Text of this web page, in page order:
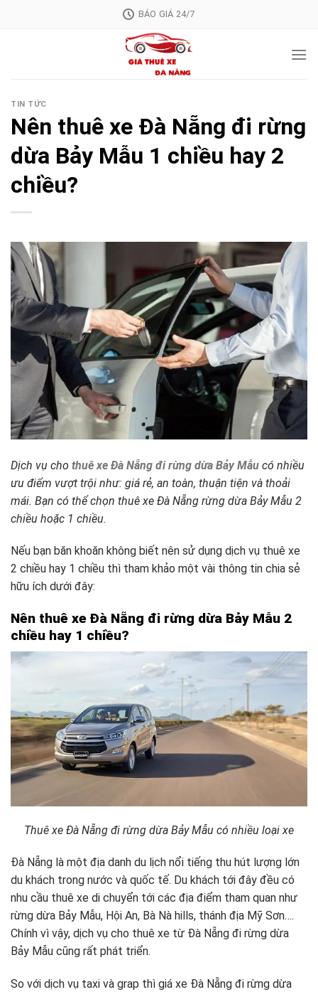
BÁO GIÁ 24/7
TIN TỨC
Nên thuê xe Đà Nẵng đi rừng
dừa Bảy Mẫu 1 chiều hay 2
chiều?
Dịch vụ cho thuê xe Đà Nẵng đi rừng dừa Bảy Mẫu có nhiều
ưu điểm vượt trội như: giá rẻ, an toàn, thuận tiện và thoải
mái. Bạn có thể chọn thuê xe Đà Nẵng rừng dừa Bảy Mẫu 2
chiều hoặc 1 chiều.
Nếu bạn băn khoăn không biết nên sử dụng dịch vụ thuê xe
2 chiều hay 1 chiều thì tham khảo một vài thông tin chia sẻ
hữu ích dưới đây:
Nên thuê xe Đà Nẵng đi rừng dừa Bảy Mẫu 2
chiều hay 1 chiều?
Thuê xe Đà Nẵng đi rừng dừa Bảy Mẫu có nhiều loại xe
Đà Nẵng là một địa danh du lịch nổi tiếng thu hút lượng lớn
du khách trong nước và quốc tế. Du khách tới đây đều có
nhu cầu thuê xe di chuyển tới các địa điểm tham quan như
rừng dừa Bảy Mẫu, Hội An, Bà Nà hills, thánh địa Mỹ Sơn….
Chính vì vậy, dịch vụ cho thuê xe từ Đà Nẵng đi rừng dừa
Bảy Mẫu cũng rất phát triển.
So với dịch vụ taxi và grap thì giá xe Đà Nẵng đi rừng dừa